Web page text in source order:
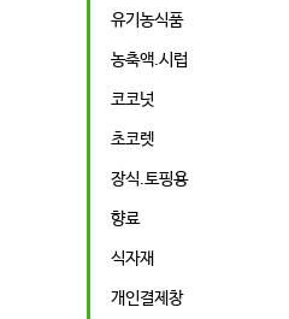
유기농식품
농축액.시럽
코코넛
초코렛
장식.토핑용
향료
식자재
개인결제창